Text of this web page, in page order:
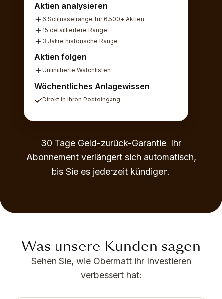
Aktien analysieren
6 Schlüsselränge für 6.500+ Aktien
15 detailliertere Ränge
3 Jahre historische Ränge
Aktien folgen
Unlimitierte Watchlisten
Wöchentliches Anlagewissen
Direkt in Ihren Posteingang
30 Tage Geld-zurück-Garantie. Ihr
Abonnement verlängert sich automatisch,
bis Sie es jederzeit kündigen.
Was unsere Kunden sagen
Sehen Sie, wie Obermatt ihr Investieren
verbessert hat: